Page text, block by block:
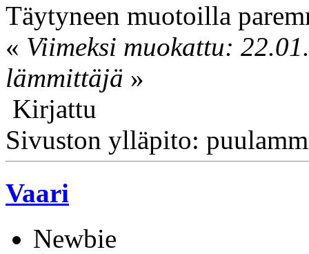
Täytyneen muotoilla
« Viimeksi muokattu:
lämmittäjä »
Kirjattu
Sivuston ylläpito:
Vaari
Newbie